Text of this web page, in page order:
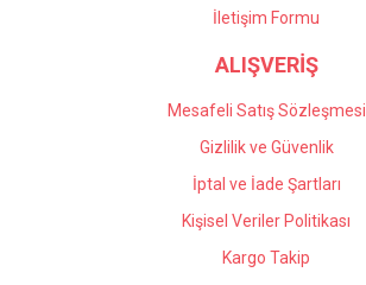
Önder Kaçar | 20/05/2026İletişim Formu
ALIŞVERİŞ
Mesafeli Satış Sözleşmesi
Gizlilik ve Güvenlik
İptal ve İade Şartları
Kişisel Veriler Politikası
Kargo Takip